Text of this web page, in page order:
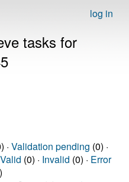
log in
tasks for
· Validation pending (0) ·
Valid (0) · Invalid (0) · Error